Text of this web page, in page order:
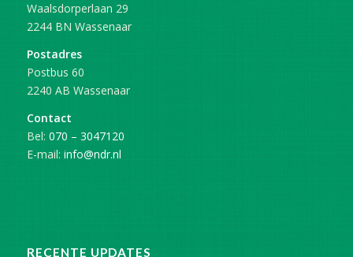
Waalsdorperlaan 29
2244 BN Wassenaar
Postadres
Postbus 60
2240 AB Wassenaar
Contact
Bel: 070 – 3047120
E-mail: info@ndr.nl
RECENTE UPDATES